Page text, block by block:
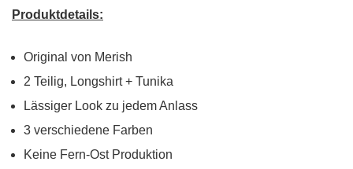
Produktdetails:
Original von Merish
2 Teilig, Longshirt + Tunika
Lässiger Look zu jedem Anlass
3 verschiedene Farben
Keine Fern-Ost Produktion